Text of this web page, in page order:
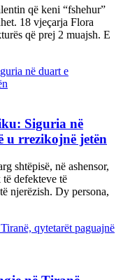
që keni “fshehur”
18 vjeçarja Flora
që prej 2 muajsh. E
Siguria në
u rrezikojnë jetën
shtëpisë, në ashensor,
defekteve të
njerëzish. Dy persona,